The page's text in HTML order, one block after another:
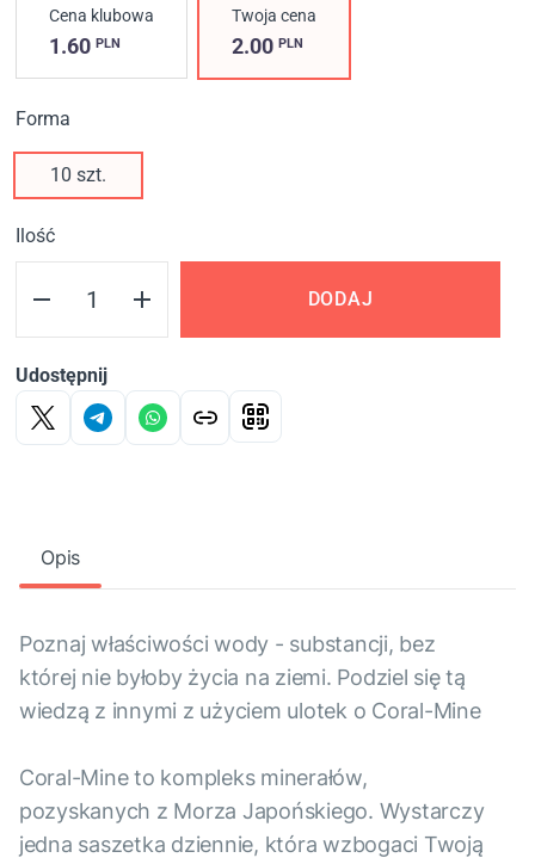
Cena klubowa
1.60 PLN
Twoja cena
2.00PLN
Forma
10 szt.
Ilość
DODAJ
Udostępnij
Opis
Poznaj właściwości wody - substancji, bez
której nie byłoby życia na ziemi. Podziel się tą
wiedzą z innymi z użyciem ulotek o Coral-Mine
Coral-Mine to kompleks minerałów,
pozyskanych z Morza Japońskiego. Wystarczy
jedna saszetka dziennie, która wzbogaci Twoją